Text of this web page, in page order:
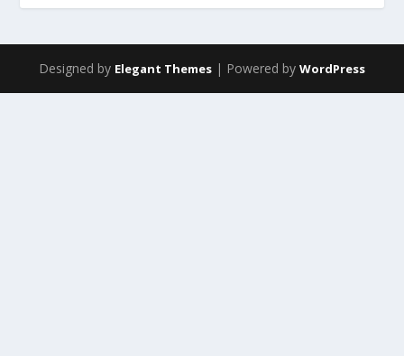
Designed by Elegant Themes | Powered by WordPress